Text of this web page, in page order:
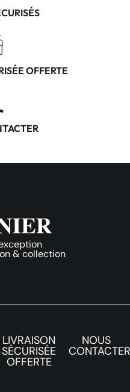
OFFERTE
& collection
LIVRAISON
SÉCURISÉE
OFFERTE
NOUS
CONTACTER